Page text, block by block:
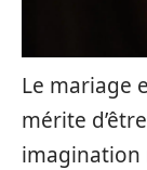
Le mariage
mérite
imagination